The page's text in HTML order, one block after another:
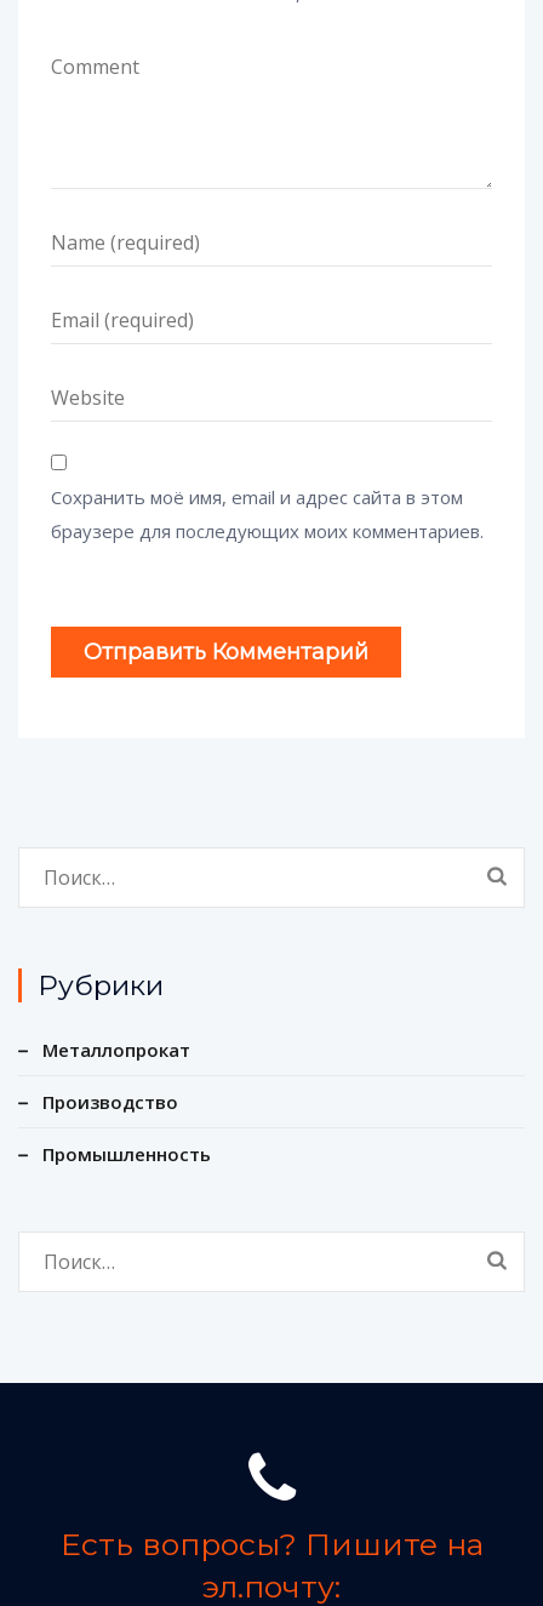
Сохранить моё имя, email и адрес сайта в этом
браузере для последующих моих комментариев.
Рубрики
Металлопрокат
Производство
Промышленность
Есть вопросы? Пишите на
эл.почту: